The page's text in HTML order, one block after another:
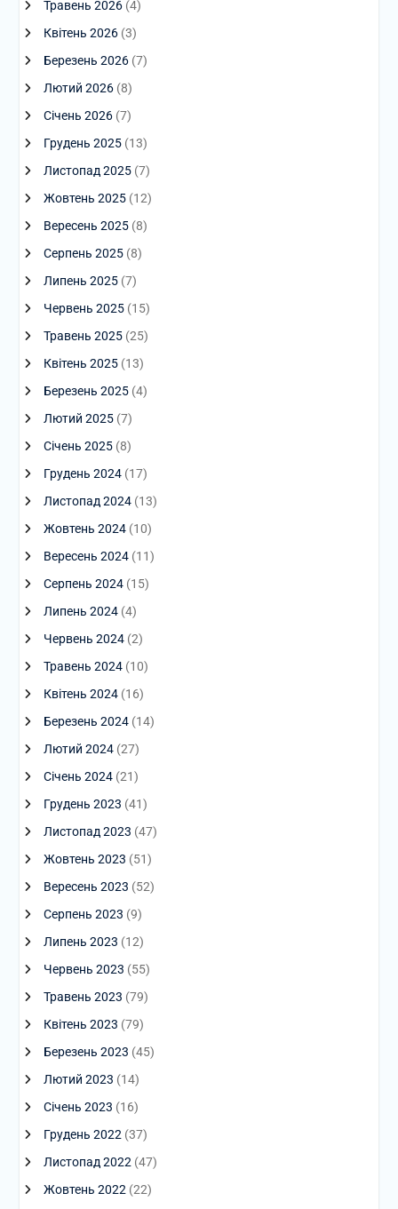
Травень 2026(4)
Квітень 2026(3)
Березень 2026(7)
Лютий 2026(8)
Січень 2026(7)
Грудень 2025(13)
Листопад 2025(7)
Жовтень 2025(12)
Вересень 2025(8)
Серпень 2025(8)
Липень 2025(7)
Червень 2025(15)
Травень 2025(25)
Квітень 2025(13)
Березень 2025(4)
Лютий 2025(7)
Січень 2025(8)
Грудень 2024(17)
Листопад 2024(13)
Жовтень 2024(10)
Вересень 2024(11)
Серпень 2024(15)
Липень 2024(4)
Червень 2024(2)
Травень 2024(10)
Квітень 2024(16)
Березень 2024(14)
Лютий 2024(27)
Січень 2024(21)
Грудень 2023 (41)
Листопад 2023 (47)
Жовтень 2023 (51)
Вересень 2023 (52)
Серпень 2023 (9)
Липень 2023 (12)
Червень 2023 (55)
Травень 2023 (79)
Квітень 2023 (79)
Березень 2023 (45)
Лютий 2023 (14)
Січень 2023 (16)
Грудень 2022(37)
Листопад 2022(47)
Жовтень 2022(22)